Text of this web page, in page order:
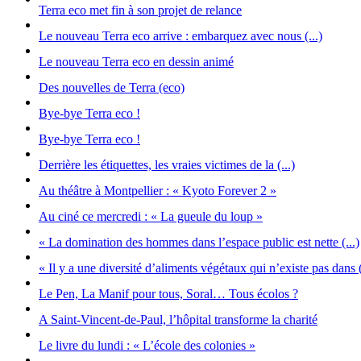
Terra eco met fin à son projet de relance
Le nouveau Terra eco arrive : embarquez avec nous (...)
Le nouveau Terra eco en dessin animé
Des nouvelles de Terra (eco)
Bye-bye Terra eco !
Bye-bye Terra eco !
Derrière les étiquettes, les vraies victimes de la (...)
Au théâtre à Montpellier : « Kyoto Forever 2 »
Au ciné ce mercredi : « La gueule du loup »
« La domination des hommes dans l’espace public est nette (...)
« Il y a une diversité d’aliments végétaux qui n’existe pas dans
Le Pen, La Manif pour tous, Soral… Tous écolos ?
A Saint-Vincent-de-Paul, l’hôpital transforme la charité
Le livre du lundi : « L’école des colonies »